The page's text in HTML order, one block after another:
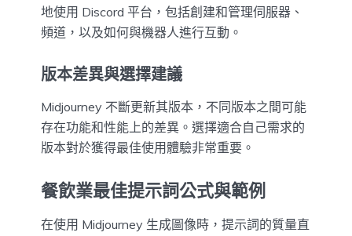
地使用 Discord 平台，包括創建和管理伺服器、
頻道，以及如何與機器人進行互動。
版本差異與選擇建議
Midjourney 不斷更新其版本，不同版本之間可能
存在功能和性能上的差異。選擇適合自己需求的
版本對於獲得最佳使用體驗非常重要。
餐飲業最佳提示詞公式與範例
在使用 Midjourney 生成圖像時，提示詞的質量直